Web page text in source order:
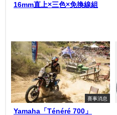
16mm直上×三色×免換線組
賽事消息
Yamaha「Ténéré 700」